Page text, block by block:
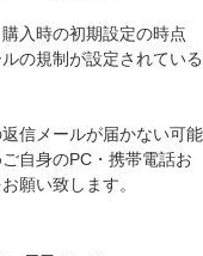
入時の初期設定の時点
の規制が設定されている
信メールが届かない可能
自身のPC・携帯電話お
願い致します。